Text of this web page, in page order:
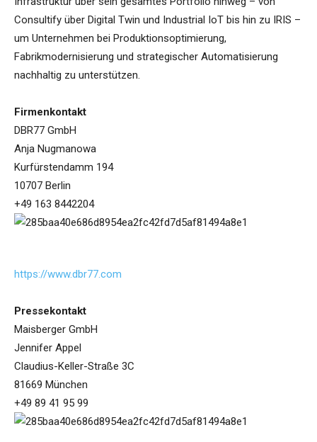
Consultify über Digital Twin und Industrial IoT bis hin zu IRIS –
um Unternehmen bei Produktionsoptimierung,
Fabrikmodernisierung und strategischer Automatisierung
nachhaltig zu unterstützen.
Firmenkontakt
DBR77 GmbH
Anja Nugmanowa
Kurfürstendamm 194
10707 Berlin
+49 163 8442204
https://www.dbr77.com
Pressekontakt
Maisberger GmbH
Jennifer Appel
Claudius-Keller-Straße 3C
81669 München
+49 89 41 95 99